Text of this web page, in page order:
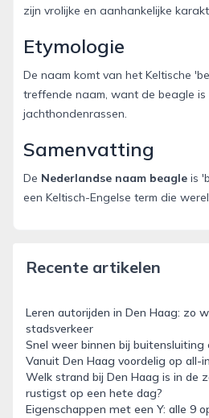
zijn vrolijke en aanhankelijke
Etymologie
De naam komt van het Keltische
treffende naam, want de beagle is
jachthondenrassen.
Samenvatting
De Nederlandse naam beagle is
een Keltisch-Engelse term die
Recente artikelen
Leren autorijden in Den Haag: zo
stadsverkeer
Snel weer binnen bij buitensluiting
Vanuit Den Haag voordelig op all-
Welk strand bij Den Haag is in de
rustigst op een hete dag?
Eigenschappen met een Y: alle 9